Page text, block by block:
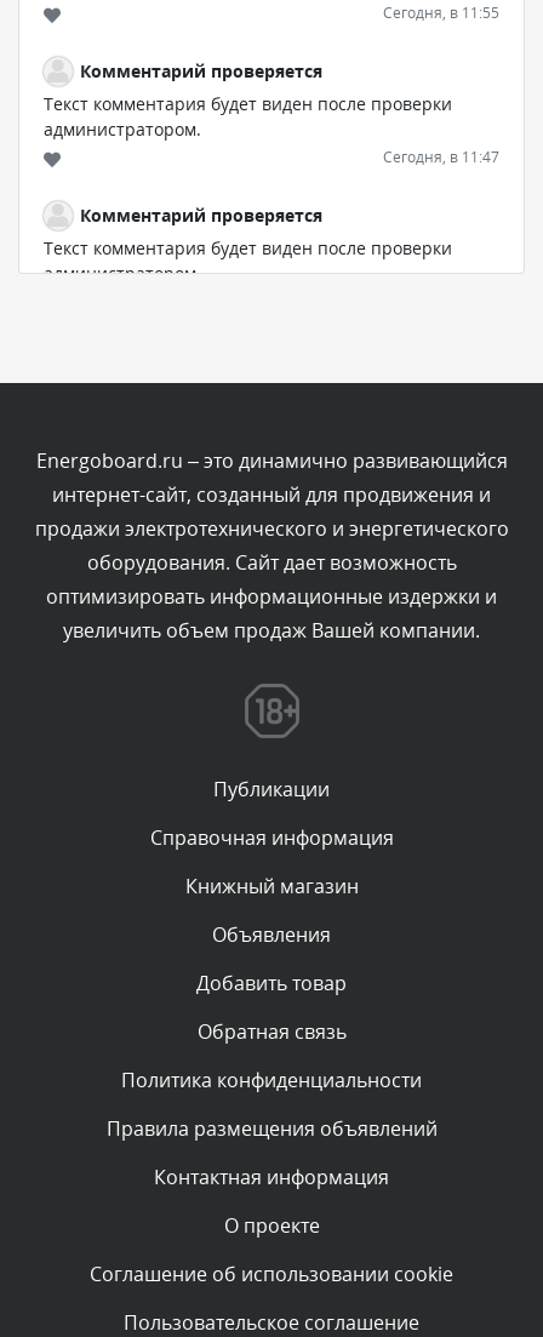
Сегодня, в 11:55
Комментарий проверяется
Текст комментария будет виден после проверки
администратором.
Сегодня, в 11:47
Комментарий проверяется
Текст комментария будет виден после проверки
администратором.
Комментарий проверяется
Текст комментария будет виден после проверки
администратором.
Сегодня, в 08:48
Комментарий проверяется
Текст комментария будет виден после проверки
Комментарий проверяется
Текст комментария будет виден после проверки
администратором.
Комментарий проверяется
администратором.
Комментарий проверяется
администратором.
Комментарий проверяется
администратором.
Energoboard.ru – это динамично развивающийся
интернет-сайт, созданный для продвижения и
продажи электротехнического и энергетического
оборудования. Сайт дает возможность
оптимизировать информационные издержки и
увеличить объем продаж Вашей компании.
Публикации
Справочная информация
Книжный магазин
Объявления
Добавить товар
Обратная связь
Политика конфиденциальности
Правила размещения объявлений
Контактная информация
О проекте
Соглашение об использовании cookie
Пользовательское соглашение